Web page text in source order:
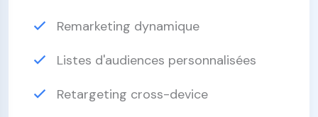
Remarketing dynamique
Listes d'audiences personnalisées
Retargeting cross-device